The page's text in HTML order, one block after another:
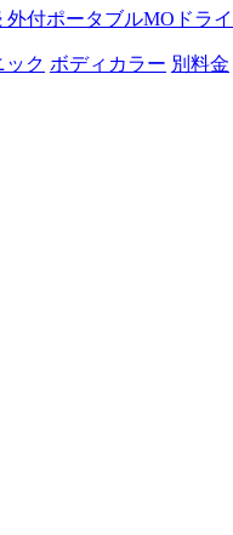
付ポータブルMOドラ
ック ボディカラー 別料金